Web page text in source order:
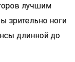
лучшим
зрительно ноги
длинной до